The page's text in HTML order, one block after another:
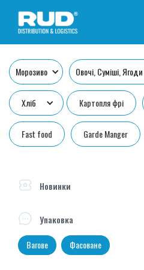
Морозиво Овочі, Суміші, Ягоди
Хліб Картопля фрі
Fast food Garde Manger
Новинки
Упаковка
Вагове Фасоване